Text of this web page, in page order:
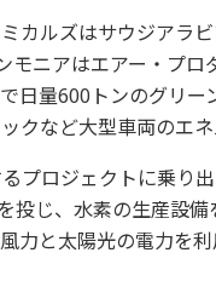
カルズはサウジアラ
モニアはエアー・プ
日量600トンのグリ
クなど大型車両のエ
プロジェクトに乗り
投じ、水素の生産設
力と太陽光の電力を